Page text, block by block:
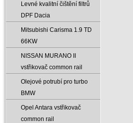
Levné kvalitní čištění filtrů
DPF Dacia
Mitsubishi Carisma 1.9 TD
66KW
NISSAN MURANO II
vstřikovač common rail
Olejové potrubí pro turbo
BMW
Opel Antara vstřikovač
common rail